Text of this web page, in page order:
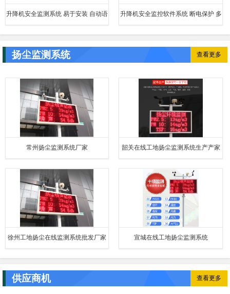
升降机安全监测系统 易于安装 自动语
音播报系统
升降机安全监控软件系统 断电保护 多
项安全监测功能
扬尘监测系统 查看更多
常州扬尘监测系统厂家 韶关在线工地扬尘监测系统生产产家
徐州工地扬尘在线监测系统批发厂家 宣城在线工地扬尘监测系统
供应商机 查看更多